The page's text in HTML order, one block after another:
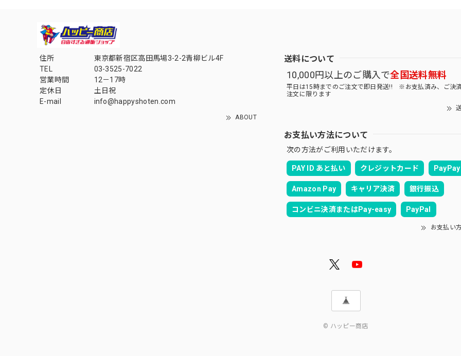
住所
東京都新宿区高田馬場3-2-2青柳ビル4F
TEL
03-3525-7022
営業時間
12－17時
定休日
土日祝
E-mail
info@happyshoten.com
ABOUT
送料について
10,000円以上のご購入で全国送料無料
平日は15時までのご注文で即日発送!! ※お支払済み、ご決
注文に限ります
お支払い方法について
次の方法がご利用いただけます。
PAY ID あと払い クレジットカード PayPay
Amazon Pay キャリア決済 銀行振込
コンビニ決済またはPay-easy PayPal
お支払い
© ハッピー商店